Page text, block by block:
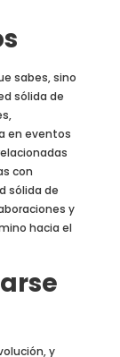
sabes, sino
sólida de
en eventos
con
sólida de
y
hacia el
y